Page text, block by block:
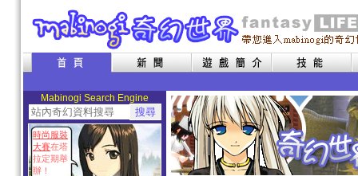
Mabinogi Search Engine
時尚服裝
大賽在塔
拉定期舉
辦！